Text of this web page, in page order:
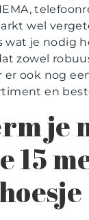
wel
wat je nodig
zowel
er ook nog
en
je
15